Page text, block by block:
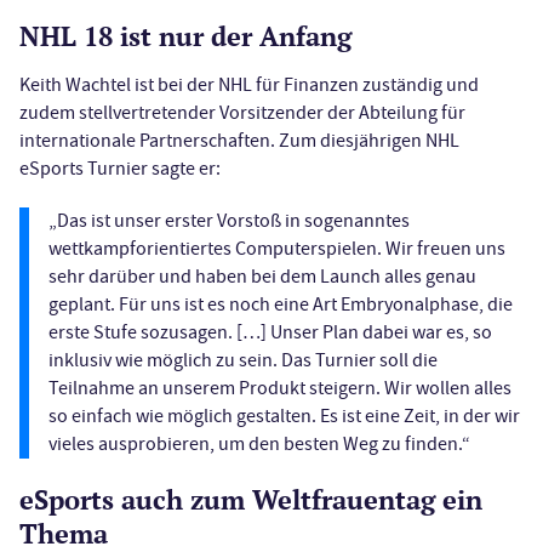
NHL 18 ist nur der Anfang
Keith Wachtel ist bei der NHL für Finanzen zuständig und
zudem stellvertretender Vorsitzender der Abteilung für
internationale Partnerschaften. Zum diesjährigen NHL
eSports Turnier sagte er:
„Das ist unser erster Vorstoß in sogenanntes
wettkampforientiertes Computerspielen. Wir freuen uns
sehr darüber und haben bei dem Launch alles genau
geplant. Für uns ist es noch eine Art Embryonalphase, die
erste Stufe sozusagen. […] Unser Plan dabei war es, so
inklusiv wie möglich zu sein. Das Turnier soll die
Teilnahme an unserem Produkt steigern. Wir wollen alles
so einfach wie möglich gestalten. Es ist eine Zeit, in der wir
vieles ausprobieren, um den besten Weg zu finden.“
eSports auch zum Weltfrauentag ein
Thema